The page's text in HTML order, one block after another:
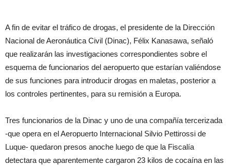
A fin de evitar el tráfico de drogas, el presidente de la Dirección
Nacional de Aeronáutica Civil (Dinac), Félix Kanasawa, señaló
que realizarán las investigaciones correspondientes sobre el
esquema de funcionarios del aeropuerto que estarían valiéndose
de sus funciones para introducir drogas en maletas, posterior a
los controles pertinentes, para su remisión a Europa.
Tres funcionarios de la Dinac y uno de una compañía tercerizada
-que opera en el Aeropuerto Internacional Silvio Pettirossi de
Luque- quedaron presos anoche luego de que la Fiscalía
detectara que aparentemente cargaron 23 kilos de cocaína en las